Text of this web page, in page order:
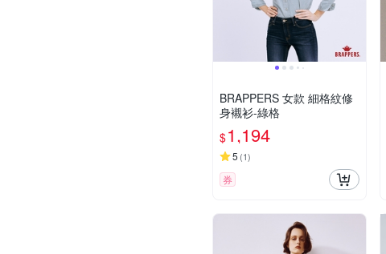
BRAPPERS 女款 細格紋修
身襯衫-綠格
$1,194
5 (1)
券